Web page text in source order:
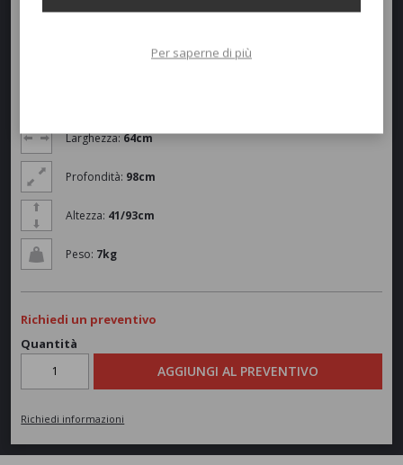
Larghezza:64cm
Profondità: 98cm
Altezza: 41/93cm
Peso: 7kg
Richiedi un preventivo
Quantità
AGGIUNGI AL PREVENTIVO
Richiedi informazioni
Per saperne di più